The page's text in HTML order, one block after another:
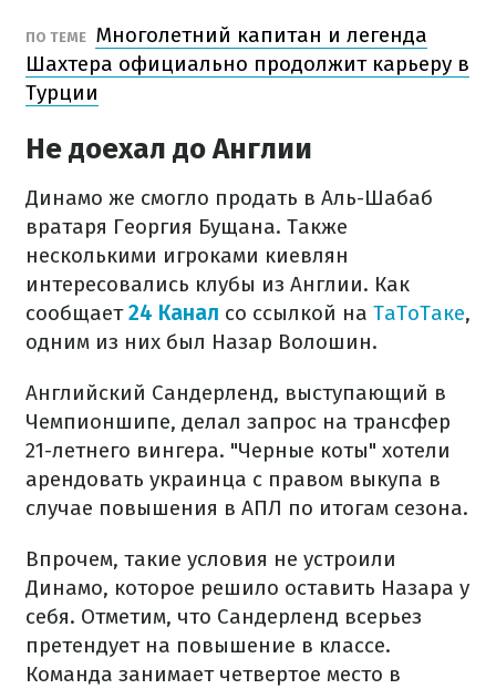
ПО ТЕМЕ Многолетний капитан и легенда
Шахтера официально продолжит карьеру в
Турции
Не доехал до Англии
Динамо же смогло продать в Аль-Шабаб
вратаря Георгия Бущана. Также
несколькими игроками киевлян
интересовались клубы из Англии. Как
сообщает24 Канал со ссылкой на ТаТоТаке,
одним из них был Назар Волошин.
Английский Сандерленд, выступающий в
Чемпионшипе, делал запрос на трансфер
21-летнего вингера. "Черные коты" хотели
арендовать украинца с правом выкупа в
случае повышения в АПЛ по итогам сезона.
Впрочем, такие условия не устроили
Динамо, которое решило оставить Назара у
себя. Отметим, что Сандерленд всерьез
претендует на повышение в классе.
Команда занимает четвертое место в